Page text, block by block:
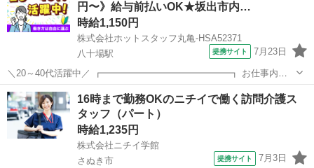
円〜》給与前払いOK★坂出市内…
時給1,150円
株式会社ホットスタッフ丸亀-HSA52371
八十場駅
提携サイト 7月23日
＼20～40代活躍中／ ┏━━━━━━━━━━━━━━┓ お仕事内容
━━━━━━━━━━━━━━┛ *食材の切り込み *盛り付け *調理器
具、食器の洗浄 などを、簡単な調理補助業務だけでOK! 約10...
香川 坂出市 八十場駅
16時まで勤務OKのニチイで働く訪問介護ス
タッフ（パート）
時給1,235円
株式会社ニチイ学館
さぬき市
提携サイト 7月3日